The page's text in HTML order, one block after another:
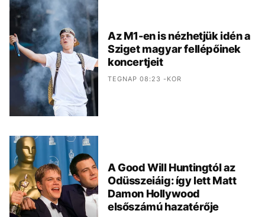
Az M1-en is nézhetjük idén a
Sziget magyar fellépőinek
koncertjeit
TEGNAP 08:23 -KOR
A Good Will Huntingtól az
Odüsszeiáig: így lett Matt
Damon Hollywood
elsőszámú hazatérője